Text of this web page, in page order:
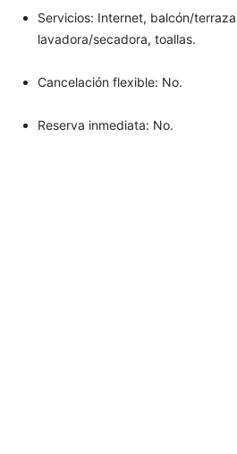
Servicios: Internet, balcón/
lavadora/secadora, toallas.
Cancelación flexible: No.
Reserva inmediata: No.